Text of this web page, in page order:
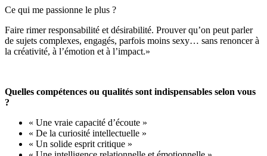
Ce qui me passionne le plus ?
Faire rimer responsabilité et désirabilité. Prouver qu’on peut parler
de sujets complexes, engagés, parfois moins sexy… sans renoncer à
la créativité, à l’émotion et à l’impact.»
Quelles compétences ou qualités sont indispensables selon vous
?
« Une vraie capacité d’écoute »
« De la curiosité intellectuelle »
« Un solide esprit critique »